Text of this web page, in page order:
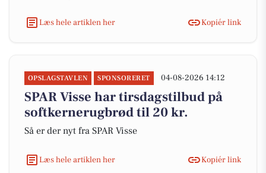
Læs hele artiklen her Kopiér link
OPSLAGSTAVLEN SPONSORERET 04-08-2026 14:12
SPAR Visse har tirsdagstilbud på
softkernerugbrød til 20 kr.
Så er der nyt fra SPAR Visse
Læs hele artiklen her Kopiér link